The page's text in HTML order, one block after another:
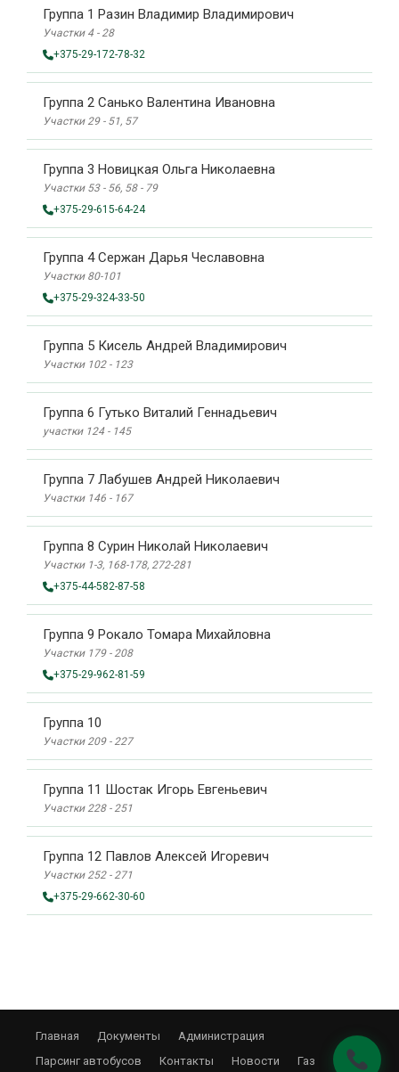
Группа 1 Разин Владимир Владимирович
Участки 4 - 28
+375-29-172-78-32
Группа 2 Санько Валентина Ивановна
Участки 29 - 51, 57
Группа 3 Новицкая Ольга Николаевна
Участки 53 - 56, 58 - 79
+375-29-615-64-24
Группа 4 Сержан Дарья Чеславовна
Участки 80-101
+375-29-324-33-50
Группа 5 Кисель Андрей Владимирович
Участки 102 - 123
Группа 6 Гутько Виталий Геннадьевич
участки 124 - 145
Группа 7 Лабушев Андрей Николаевич
Участки 146 - 167
Группа 8 Сурин Николай Николаевич
Участки 1-3, 168-178, 272-281
+375-44-582-87-58
Группа 9 Рокало Томара Михайловна
Участки 179 - 208
+375-29-962-81-59
Группа 10
Участки 209 - 227
Группа 11 Шостак Игорь Евгеньевич
Участки 228 - 251
Группа 12 Павлов Алексей Игоревич
Участки 252 - 271
+375-29-662-30-60
Главная Документы
Администрация
Парсинг автобусов
Контакты Новости Газ